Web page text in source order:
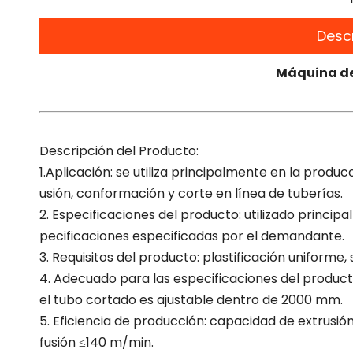
Máquina
Descripción del Producto:
1.Aplicación: se utiliza principalmente en la
usión, conformación y corte en línea de tuberías.
2. Especificaciones del producto: utilizado
pecificaciones especificadas por el demandante.
3. Requisitos del producto: plastificación uniforme,
4. Adecuado para las especificaciones del
el tubo cortado es ajustable dentro de 2000 mm.
5. Eficiencia de producción: capacidad de
fusión ≤140 m/min.